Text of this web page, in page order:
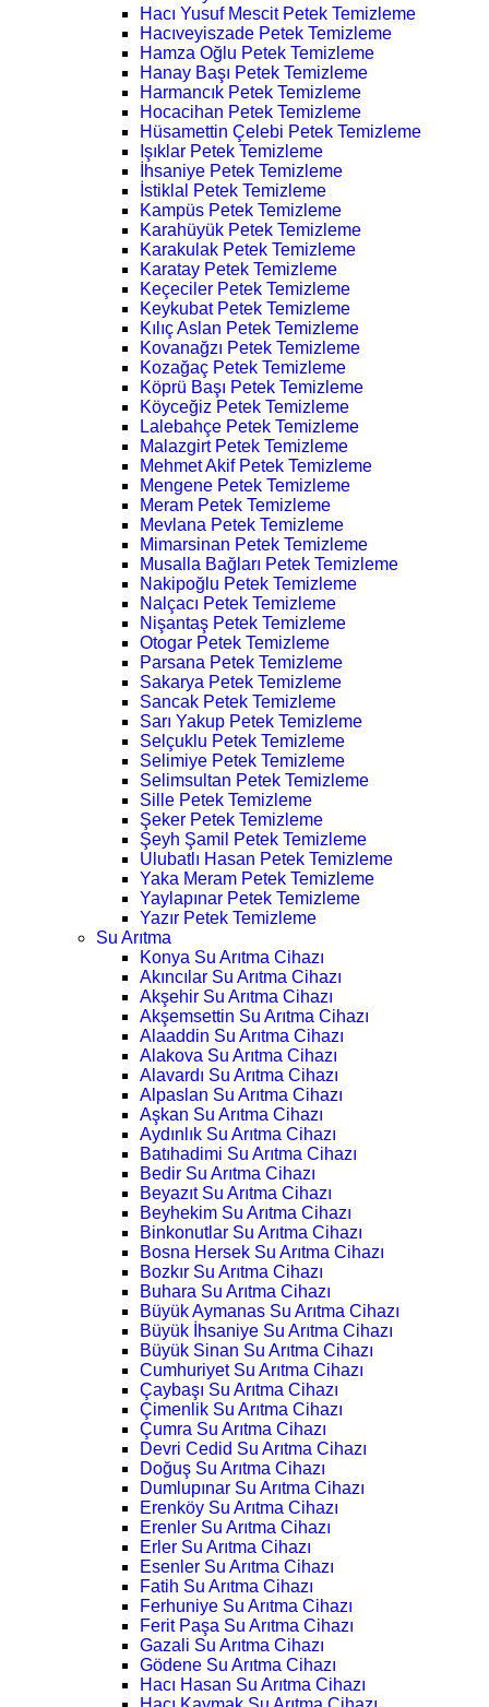
Hacı Yusuf Mescit Petek Temizleme
Hacıveyiszade Petek Temizleme
Hamza Oğlu Petek Temizleme
Hanay Başı Petek Temizleme
Harmancık Petek Temizleme
Hocacihan Petek Temizleme
Hüsamettin Çelebi Petek Temizleme
Işıklar Petek Temizleme
İhsaniye Petek Temizleme
İstiklal Petek Temizleme
Kampüs Petek Temizleme
Karahüyük Petek Temizleme
Karakulak Petek Temizleme
Karatay Petek Temizleme
Keçeciler Petek Temizleme
Keykubat Petek Temizleme
Kılıç Aslan Petek Temizleme
Kovanağzı Petek Temizleme
Kozağaç Petek Temizleme
Köprü Başı Petek Temizleme
Köyceğiz Petek Temizleme
Lalebahçe Petek Temizleme
Malazgirt Petek Temizleme
Mehmet Akif Petek Temizleme
Mengene Petek Temizleme
Meram Petek Temizleme
Mevlana Petek Temizleme
Mimarsinan Petek Temizleme
Musalla Bağları Petek Temizleme
Nakipoğlu Petek Temizleme
Nalçacı Petek Temizleme
Nişantaş Petek Temizleme
Otogar Petek Temizleme
Parsana Petek Temizleme
Sakarya Petek Temizleme
Sancak Petek Temizleme
Sarı Yakup Petek Temizleme
Selçuklu Petek Temizleme
Selimiye Petek Temizleme
Selimsultan Petek Temizleme
Sille Petek Temizleme
Şeker Petek Temizleme
Şeyh Şamil Petek Temizleme
Ulubatlı Hasan Petek Temizleme
Yaka Meram Petek Temizleme
Yaylapınar Petek Temizleme
Yazır Petek Temizleme
Su Arıtma
Konya Su Arıtma Cihazı
Akıncılar Su Arıtma Cihazı
Akşehir Su Arıtma Cihazı
Akşemsettin Su Arıtma Cihazı
Alaaddin Su Arıtma Cihazı
Alakova Su Arıtma Cihazı
Alavardı Su Arıtma Cihazı
Alpaslan Su Arıtma Cihazı
Aşkan Su Arıtma Cihazı
Aydınlık Su Arıtma Cihazı
Batıhadimi Su Arıtma Cihazı
Bedir Su Arıtma Cihazı
Beyazıt Su Arıtma Cihazı
Beyhekim Su Arıtma Cihazı
Binkonutlar Su Arıtma Cihazı
Bosna Hersek Su Arıtma Cihazı
Bozkır Su Arıtma Cihazı
Buhara Su Arıtma Cihazı
Büyük Aymanas Su Arıtma Cihazı
Büyük İhsaniye Su Arıtma Cihazı
Büyük Sinan Su Arıtma Cihazı
Cumhuriyet Su Arıtma Cihazı
Çaybaşı Su Arıtma Cihazı
Çimenlik Su Arıtma Cihazı
Çumra Su Arıtma Cihazı
Devri Cedid Su Arıtma Cihazı
Doğuş Su Arıtma Cihazı
Dumlupınar Su Arıtma Cihazı
Erenköy Su Arıtma Cihazı
Erenler Su Arıtma Cihazı
Erler Su Arıtma Cihazı
Esenler Su Arıtma Cihazı
Fatih Su Arıtma Cihazı
Ferhuniye Su Arıtma Cihazı
Ferit Paşa Su Arıtma Cihazı
Gazali Su Arıtma Cihazı
Gödene Su Arıtma Cihazı
Hacı Hasan Su Arıtma Cihazı